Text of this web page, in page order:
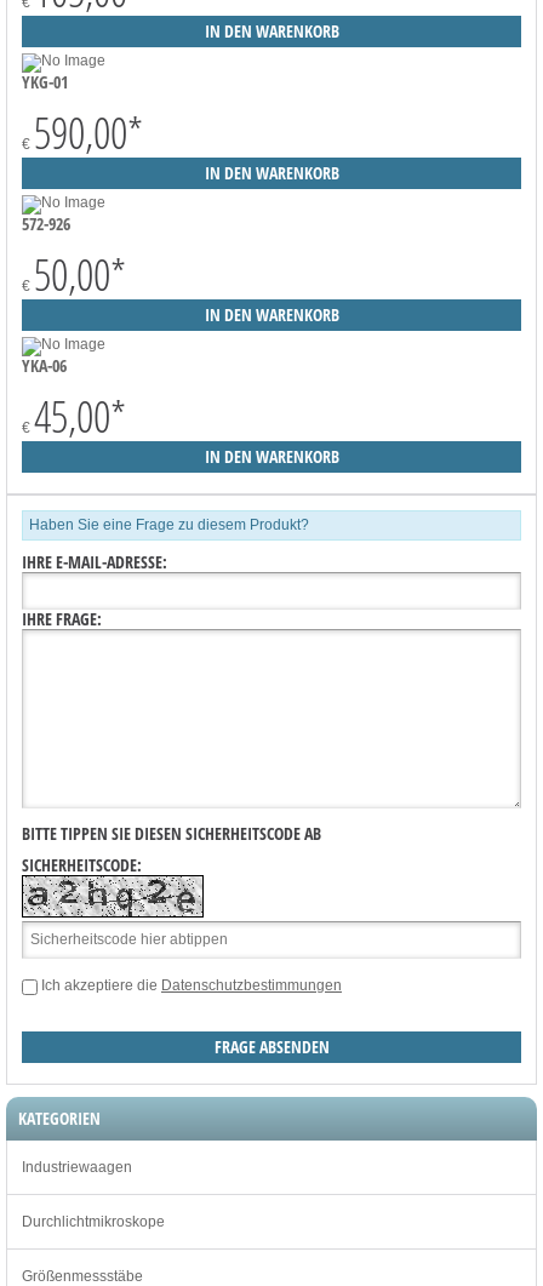
YKG-01
€ 590,00*
572-926
€ 50,00*
YKA-06
€ 45,00*
Haben Sie eine Frage zu diesem Produkt?
IHRE E-MAIL-ADRESSE:
IHRE FRAGE:
BITTE TIPPEN SIE DIESEN SICHERHEITSCODE AB
SICHERHEITSCODE:
Ich akzeptiere die Datenschutzbestimmungen
KATEGORIEN
Industriewaagen
Durchlichtmikroskope
Größenmessstäbe